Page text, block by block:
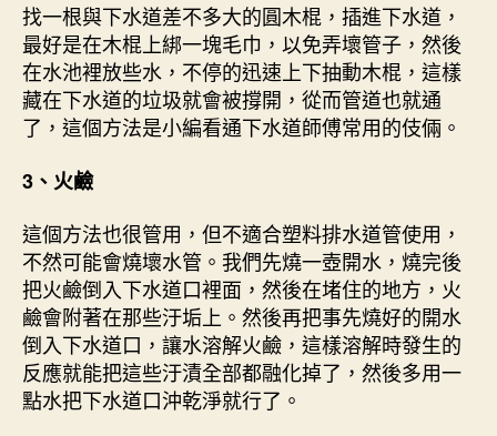
找一根與下水道差不多大的圓木棍，插進下水道，
最好是在木棍上綁一塊毛巾，以免弄壞管子，然後
在水池裡放些水，不停的迅速上下抽動木棍，這樣
藏在下水道的垃圾就會被撐開，從而管道也就通
了，這個方法是小編看通下水道師傅常用的伎倆。
3、火鹼
這個方法也很管用，但不適合塑料排水道管使用，
不然可能會燒壞水管。我們先燒一壺開水，燒完後
把火鹼倒入下水道口裡面，然後在堵住的地方，火
鹼會附著在那些汙垢上。然後再把事先燒好的開水
倒入下水道口，讓水溶解火鹼，這樣溶解時發生的
反應就能把這些汙漬全部都融化掉了，然後多用一
點水把下水道口沖乾淨就行了。